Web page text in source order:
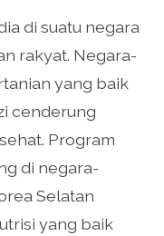
di suatu negara
rakyat. Negara-
yang baik
cenderung
Program
di negara-
Selatan
yang baik